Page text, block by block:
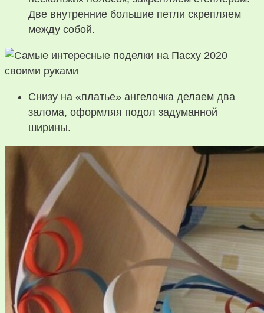
Две внутренние большие петли скрепляем
между собой.
Снизу на «платье» ангелочка делаем два
залома, оформляя подол задуманной
ширины.